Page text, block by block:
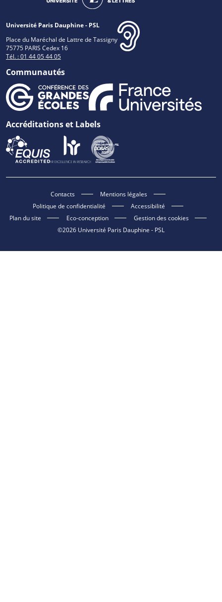
Université Paris Dauphine - PSL
Place du Maréchal de Lattre de Tassigny
75775 PARIS Cedex 16
Tél. : 01 44 05 44 05
Communautés
Accréditations et Labels
Contacts
Mentions légales
Politique de confidentialité
Accessibilité
Plan du site
Eco-conception
Gestion des cookies
©2026 Université Paris Dauphine - PSL